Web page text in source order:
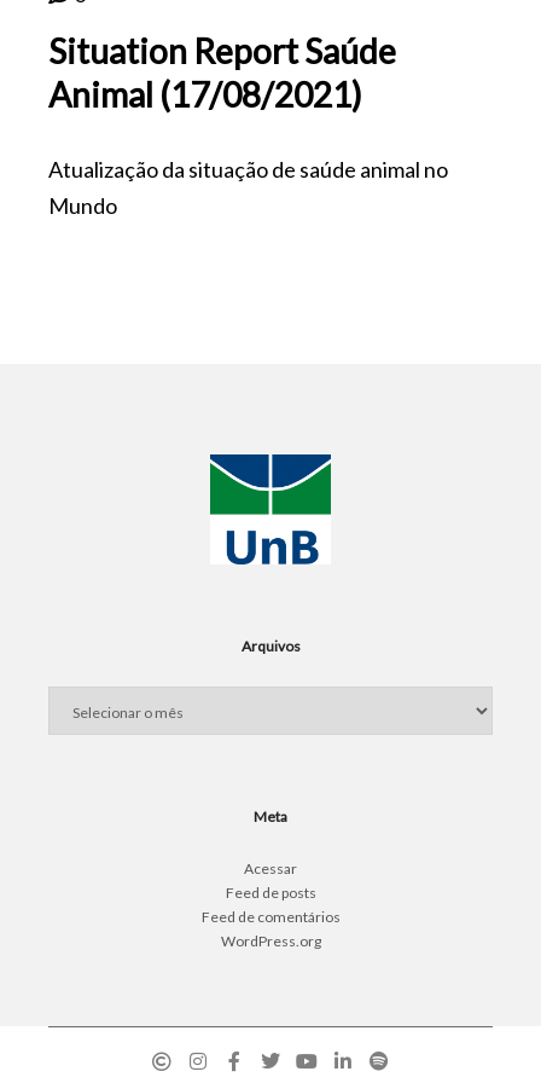
Situation Report Saúde
Animal (17/08/2021)
Atualização da situação de saúde animal no
Mundo
Arquivos
Meta
Acessar
Feed de posts
Feed de comentários
WordPress.org